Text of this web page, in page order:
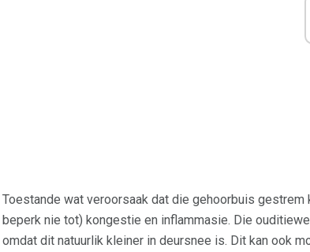
Toestande wat veroorsaak dat die gehoorbuis gestrem
beperk nie tot) kongestie en inflammasie. Die
omdat dit natuurlik kleiner in deursnee is. Dit kan ook